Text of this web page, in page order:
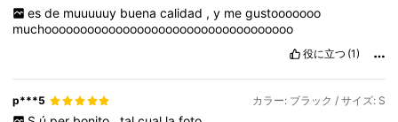
es de muuuuuy buena calidad , y me gustooooooo
muchooooooooooooooooooooooooooooooooooo
役に立つ (1)
p***5 カラー: ブラック / サイズ: S